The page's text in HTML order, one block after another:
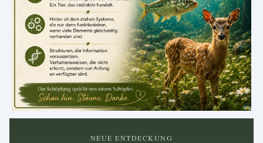
.
NEUE ENTDECKUNG